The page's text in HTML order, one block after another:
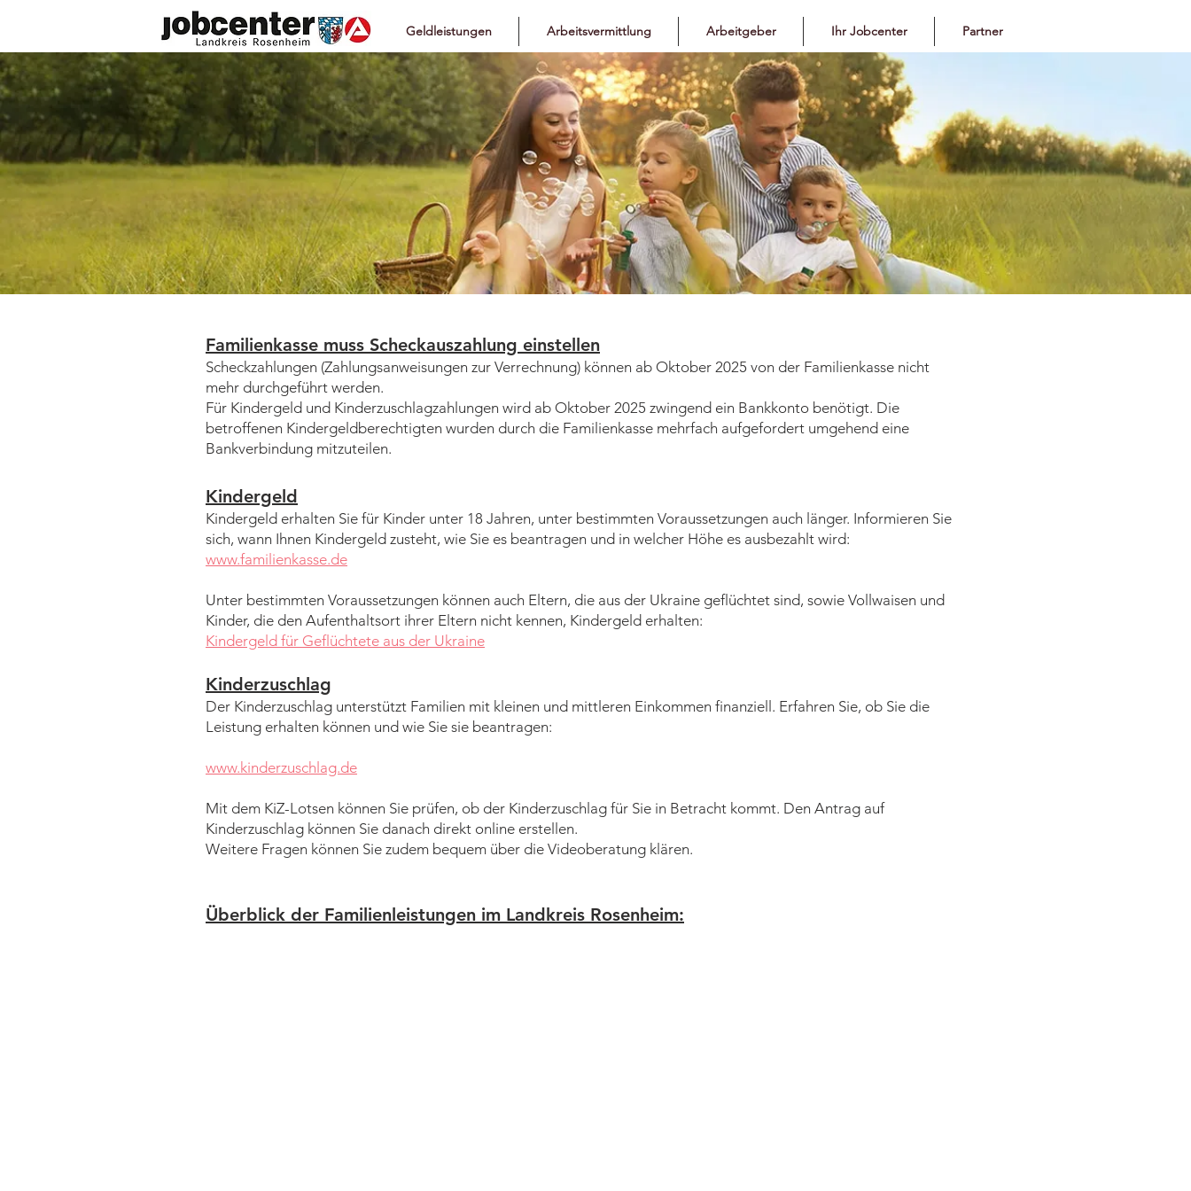
Geldleistungen Arbeitsvermittlung Arbeitgeber Ihr Jobcenter Partner
Familienkasse muss Scheckauszahlung einstellen
​Scheckzahlungen (Zahlungsanweisungen zur Verrechnung) können ab Oktober 2025 von der Familienkasse nicht
mehr durchgeführt werden.
Für Kindergeld und Kinderzuschlagzahlungen wird ab Oktober 2025 zwingend ein Bankkonto benötigt. Die
betroffenen Kindergeldberechtigten wurden durch die Familienkasse mehrfach aufgefordert umgehend eine
Bankverbindung mitzuteilen.
Kindergeld
Kindergeld erhalten Sie für Kinder unter 18 Jahren, unter bestimmten Voraussetzungen auch länger. Informieren Sie
sich, wann Ihnen Kindergeld zusteht, wie Sie es beantragen und in welcher Höhe es ausbezahlt wird:
www.familienkasse.de
Unter bestimmten Voraussetzungen können auch Eltern, die aus der Ukraine geflüchtet sind, sowie Vollwaisen und
Kinder, die den Aufenthaltsort ihrer Eltern nicht kennen, Kindergeld erhalten:
Kindergeld für Geflüchtete aus der Ukraine
Kinderzuschlag
Der Kinderzuschlag unterstützt Familien mit kleinen und mittleren Einkommen finanziell. Erfahren Sie, ob Sie die
Leistung erhalten können und wie Sie sie beantragen:
www.kinderzuschlag.de
Mit dem KiZ-Lotsen können Sie prüfen, ob der Kinderzuschlag für Sie in Betracht kommt. Den Antrag auf
Kinderzuschlag können Sie danach direkt online erstellen.
Weitere Fragen können Sie zudem bequem über die Videoberatung klären.
Überblick der Familienleistungen im Landkreis Rosenheim: